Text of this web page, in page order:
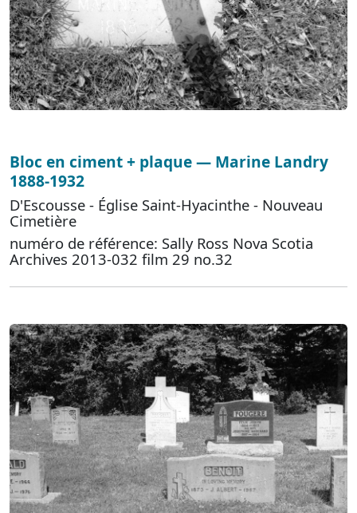
Bloc en ciment + plaque — Marine Landry
1888-1932
D'Escousse - Église Saint-Hyacinthe - Nouveau
Cimetière
numéro de référence: Sally Ross Nova Scotia
Archives 2013-032 film 29 no.32